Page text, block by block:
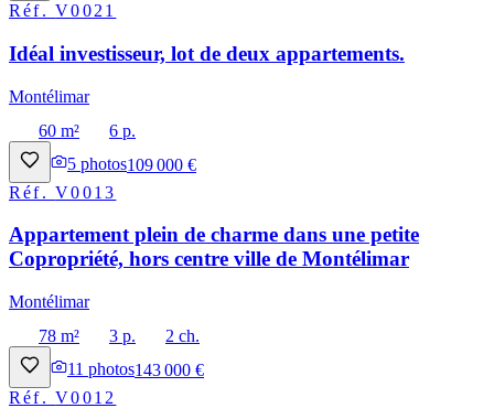
Réf.V0021
Idéal investisseur, lot de deux appartements.
Montélimar
60 m²
6 p.
5 photos109 000 €
Réf.V0013
Appartement plein de charme dans une petite
Copropriété, hors centre ville de Montélimar
Montélimar
78 m²
3 p.
2 ch.
11 photos143 000 €
Réf.V0012